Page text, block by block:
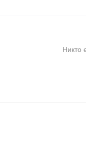
Никто